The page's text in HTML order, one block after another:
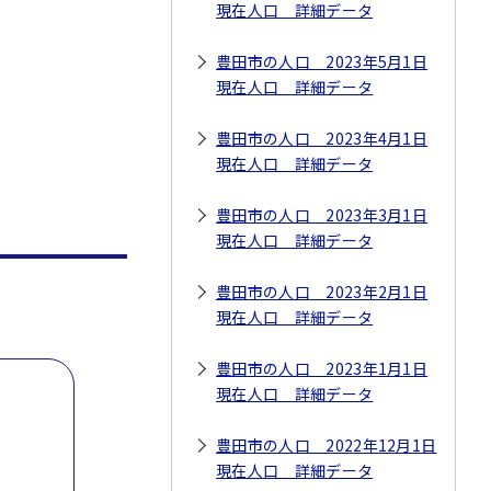
現在人口 詳細データ
豊田市の人口 2023年5月1日
現在人口 詳細データ
豊田市の人口 2023年4月1日
現在人口 詳細データ
豊田市の人口 2023年3月1日
現在人口 詳細データ
豊田市の人口 2023年2月1日
現在人口 詳細データ
豊田市の人口 2023年1月1日
現在人口 詳細データ
豊田市の人口 2022年12月1日
現在人口 詳細データ